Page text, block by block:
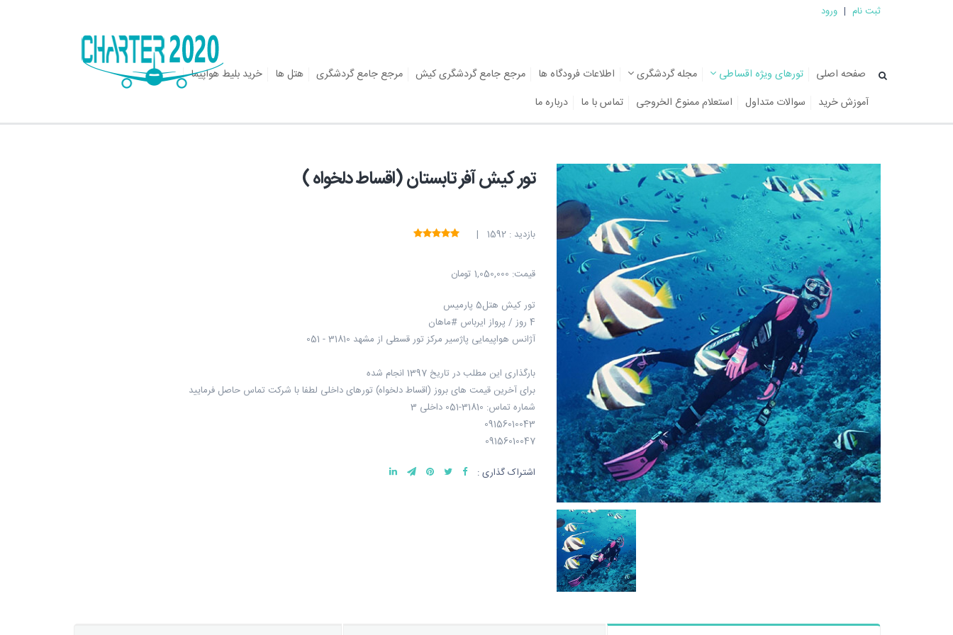
ثبت نام | ورود
صفحه اصلی تورهای ویژه اقساطی مجله گردشگری اطلاعات فرودگاه ها مرجع جامع گردشگری کیش مرجع جامع گردشگری هتل ها
خرید بلیط هواپیما
آموزش خرید
سوالات متداول استعلام ممنوع الخروجی تماس با ما درباره ما
تور کیش آفر تابستان (اقساط دلخواه )
بازدید : 1592 |
قیمت: 1,050,000 تومان
تور کیش هتل5 پارمیس
4 روز / پرواز ایرباس #ماهان
آژانس هواپیمایی پاژسیر مرکز تور قسطی از مشهد 31810 - 051
بارگذاری این مطلب در تاریخ 1397 انجام شده
برای آخرین قیمت های بروز (اقساط دلخواه) تورهای داخلی لطفا با شرکت تماس حاصل فرمایید
شماره تماس: 31810-051 داخلی 3
09156010043
09156010047
اشتراک گذاری :